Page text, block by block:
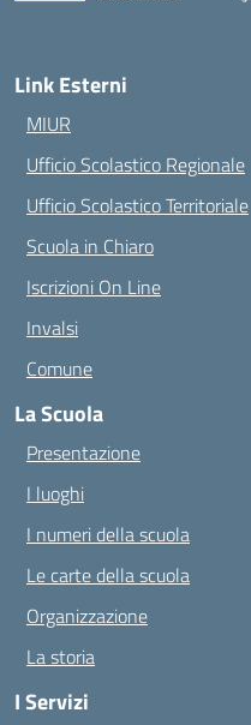
Link Esterni
MIUR
Ufficio Scolastico Regionale
Ufficio Scolastico Territoriale
Scuola in Chiaro
Iscrizioni On Line
Invalsi
Comune
La Scuola
Presentazione
I luoghi
I numeri della scuola
Le carte della scuola
Organizzazione
La storia
I Servizi